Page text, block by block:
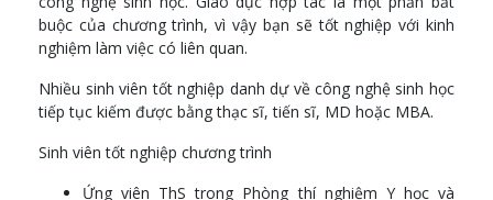
BIOL 140 - Laboratory Investigations in Life Science
BIOT 280 - Introductory Biotechnology
MICB 202 - Introductory Medical Microbiology and
buộc của chương trình, vì vậy bạn sẽ tốt nghiệp với kinh
nghiệm làm việc có liên quan.
Nhiều sinh viên tốt nghiệp danh dự về công nghệ sinh học
tiếp tục kiếm được bằng thạc sĩ, tiến sĩ, MD hoặc MBA.
Sinh viên tốt nghiệp chương trình
Ứng viên ThS trong Phòng thí nghiệm Y học và